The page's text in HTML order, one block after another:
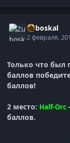
Zuboskal
2 февраля,
Только что был
баллов
баллов!
2 место: Half-Orc
баллов.